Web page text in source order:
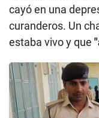
cayó en una
curanderos. Un
estaba vivo y que